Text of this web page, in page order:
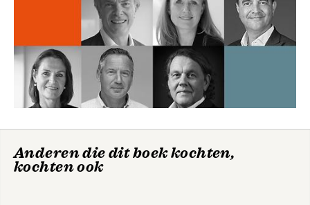
Anderen die dit boek kochten,
kochten ook